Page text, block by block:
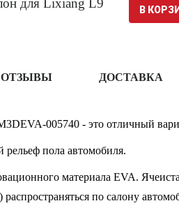
В
ОТЗЫВЫ ДОСТАВКА
005740 - это отличный
пола автомобиля.
материала EVA.
по салону